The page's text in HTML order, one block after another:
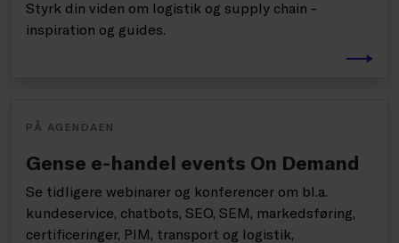
Styrk din viden om logistik og supply chain -
inspiration og guides.
PÅ AGENDAEN
Gense e-handel events On Demand
Se tidligere webinarer og konferencer om bl.a.
kundeservice, chatbots, SEO, SEM, markedsføring,
certificeringer, PIM, transport og logistik,